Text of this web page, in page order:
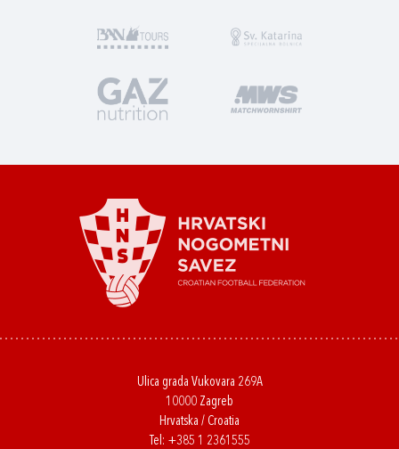
Ulica grada Vukovara 269A
10000 Zagreb
Hrvatska / Croatia
Tel: +385 1 2361555